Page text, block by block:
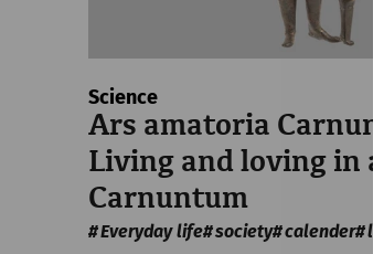
Science
Ars amatoria
Living and loving in
Carnuntum
Everyday life society calender